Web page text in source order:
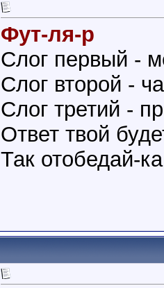
Фут-ля-р
Слог первый -
Слог второй -
Слог третий -
Ответ твой
Так отобедай-